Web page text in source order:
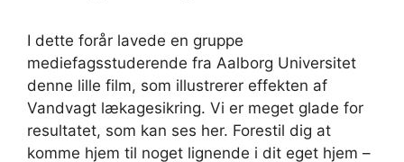
I dette forår lavede en gruppe
mediefagsstuderende fra Aalborg Universitet
denne lille film, som illustrerer effekten af
Vandvagt lækagesikring. Vi er meget glade for
resultatet, som kan ses her. Forestil dig at
komme hjem til noget lignende i dit eget hjem –